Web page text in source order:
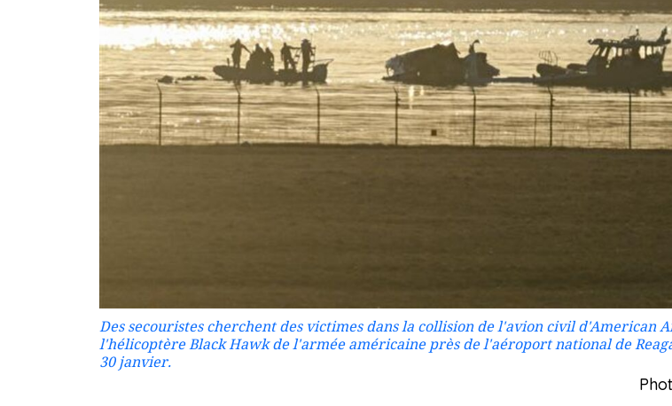
Des secouristes cherchent des victimes dans la collision de l'avion civil d'American
l'hélicoptère Black Hawk de l'armée américaine près de l'aéroport national de
30 janvier.